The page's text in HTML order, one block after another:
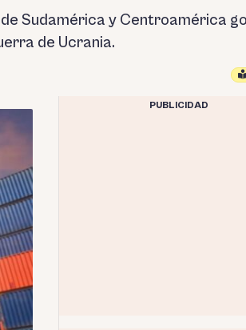
Sudamérica y Centroamérica
de Ucrania.
PUBLICIDAD